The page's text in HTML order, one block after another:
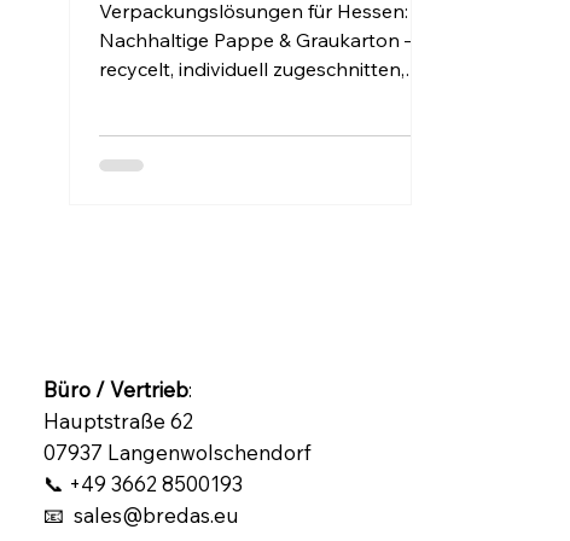
Verpackungslösungen für Hessen:
Nachhaltige Pappe & Graukarton –
recycelt, individuell zugeschnitten,
Büro / Vertrieb:
Hauptstraße 62
07937 Langenwolschendorf
📞 +49 3662 8500193
📧 sales@bredas.eu